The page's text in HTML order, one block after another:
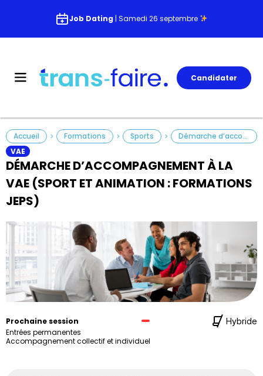
Job Dating | Samedi 26 septembre
Candidater
VAE
Accueil > Formations > Sports > Démarche d’accompagnement à la VAE (Sport et Animation : Formations JEPS)
DÉMARCHE D’ACCOMPAGNEMENT À LA
VAE (SPORT ET ANIMATION : FORMATIONS
JEPS)
Prochaine session
Hybride
Entrées permanentes
Accompagnement collectif et individuel